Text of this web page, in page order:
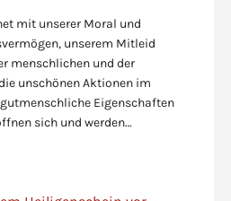
mit unserer Moral und
unserem Mitleid
menschlichen und der
unschönen Aktionen im
Eigenschaften
sich und werden…